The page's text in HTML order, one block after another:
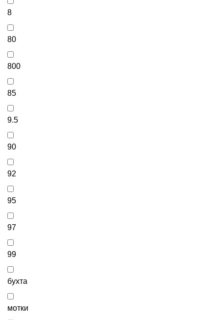
8
80
800
85
9.5
90
92
95
97
99
бухта
мотки